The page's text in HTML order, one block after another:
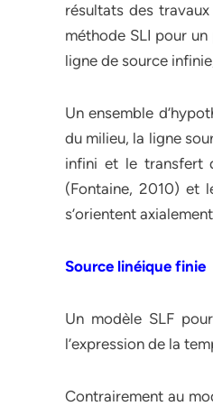
résultats des
méthode SLI pour
ligne de source
Un ensemble
du milieu, la ligne
infini et le transfert
(Fontaine, 2010) et
s’orientent
Source linéique finie
Un modèle SLF
l’expression de la
Contrairement au